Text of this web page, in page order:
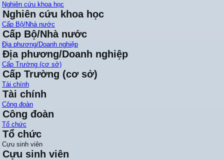
Nghiên cứu khoa học
Nghiên cứu khoa học
Cấp Bộ/Nhà nước
Cấp Bộ/Nhà nước
Địa phương/Doanh nghiệp
Địa phương/Doanh nghiệp
Cấp Trường (cơ sở)
Cấp Trường (cơ sở)
Tài chính
Tài chính
Công đoàn
Công đoàn
Tổ chức
Tổ chức
Cựu sinh viên
Cựu sinh viên